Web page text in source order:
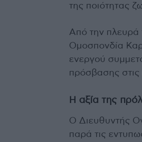
της ποιότητας
Από την πλευρά
Ομοσπονδία
ενεργού
πρόσβασης στις
Η αξία της
Ο Διευθυντής
παρά τις